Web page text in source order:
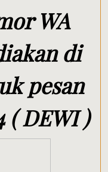
WA
di
pesan
( DEWI )